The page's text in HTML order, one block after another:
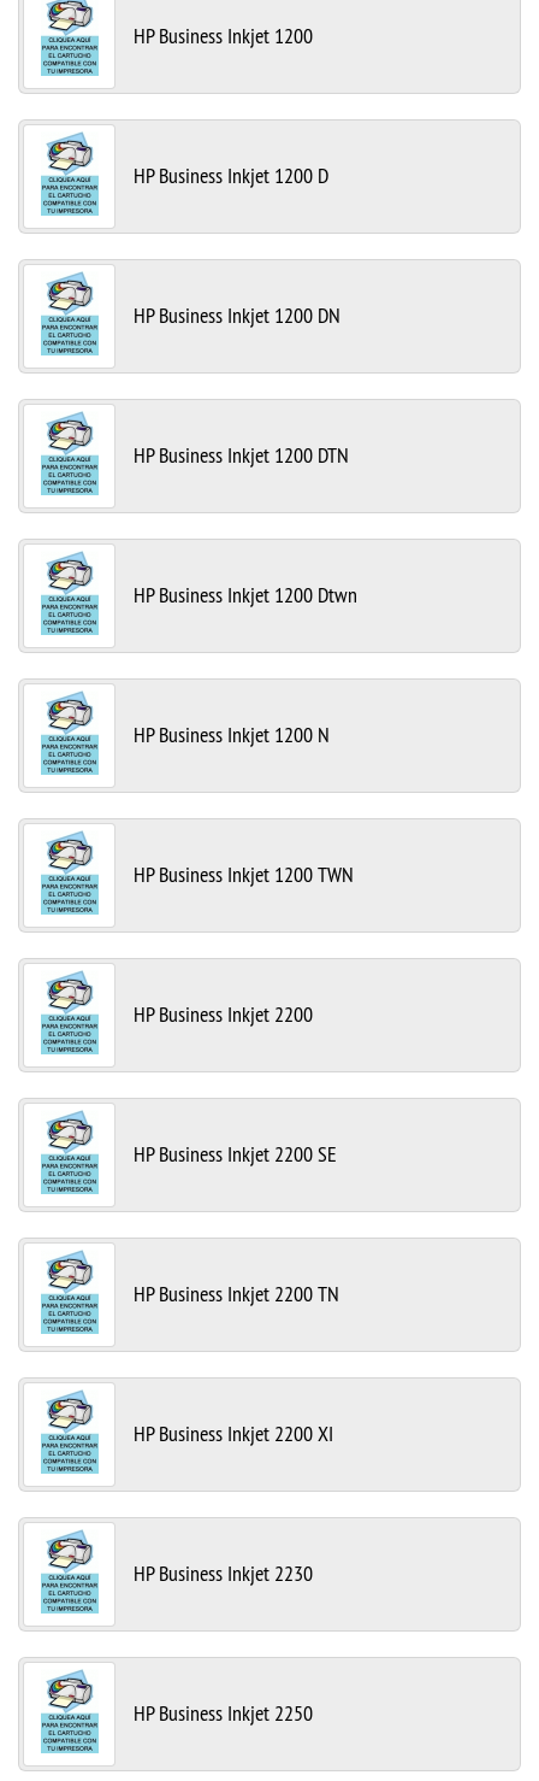
HP Business Inkjet 1200
HP Business Inkjet 1200 D
HP Business Inkjet 1200 DN
HP Business Inkjet 1200 DTN
HP Business Inkjet 1200 Dtwn
HP Business Inkjet 1200 N
HP Business Inkjet 1200 TWN
HP Business Inkjet 2200
HP Business Inkjet 2200 SE
HP Business Inkjet 2200 TN
HP Business Inkjet 2200 XI
HP Business Inkjet 2230
HP Business Inkjet 2250